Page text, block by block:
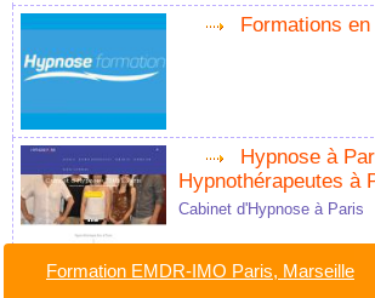
Formations
Hypnose à
Hypnothérapeutes à
Cabinet d'Hypnose à Paris
Hypnose
Formation EMDR-IMO Paris, Marseille